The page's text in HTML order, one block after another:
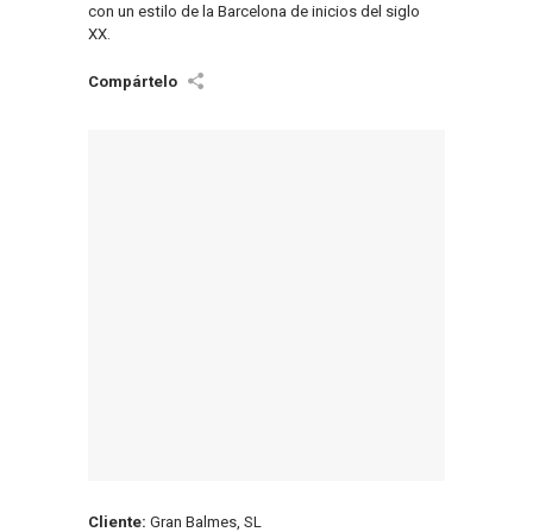
con un estilo de la Barcelona de inicios del siglo
XX.
Cliente: Gran Balmes, SL